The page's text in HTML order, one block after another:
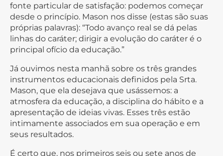
fonte particular de satisfação: podemos começar
desde o princípio. Mason nos disse (estas são suas
próprias palavras): “Todo avanço real se dá pelas
linhas do caráter; dirigir a evolução do caráter é o
principal ofício da educação.”
Já ouvimos nesta manhã sobre os três grandes
instrumentos educacionais definidos pela Srta.
Mason, que ela desejava que usássemos: a
atmosfera da educação, a disciplina do hábito e a
apresentação de ideias vivas. Esses três estão
intimamente associados em sua operação e em
seus resultados.
É certo que, nos primeiros seis ou sete anos de